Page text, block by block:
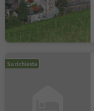
Su richiesta